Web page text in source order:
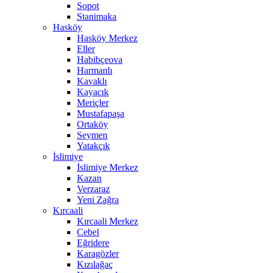
Sopot
Stanimaka
Hasköy
Hasköy Merkez
Eller
Habibçeova
Harmanlı
Kavaklı
Kayacık
Meriçler
Mustafapaşa
Ortaköy
Seymen
Yatakçık
İslimiye
İslimiye Merkez
Kazan
Verzaraz
Yeni Zağra
Kırcaali
Kırcaali Merkez
Cebel
Eğridere
Karagözler
Kızılağaç